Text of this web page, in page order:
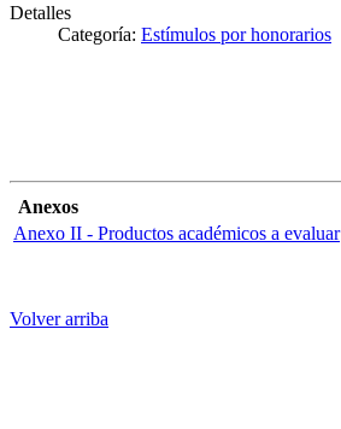
Detalles
Categoría: Estímulos por honorarios
Anexos
Anexo II - Productos académicos a evaluar
Volver arriba